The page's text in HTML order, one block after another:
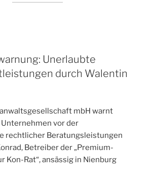
Unerlaubte
durch Walentin
mbH warnt
vor der
rechtlicher Beratungsleistungen
Betreiber der „Premium-
Kon-Rat“, ansässig in Nienburg